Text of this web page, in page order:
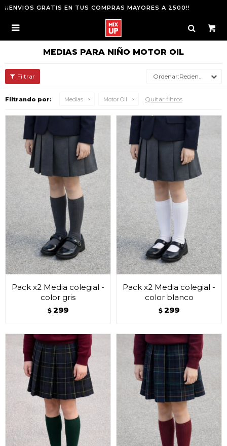
¡¡ENVIOS GRATIS EN TUS COMPRAS MAYORES A 2500!!

MEDIAS PARA NIÑO MOTOR OIL
Recientes
Filtrando por: Medias Motor Oil Quitar filtros
Pack x2 Media colegial -
color gris
$ 299
Pack x2 Media colegial -
color blanco
$ 299